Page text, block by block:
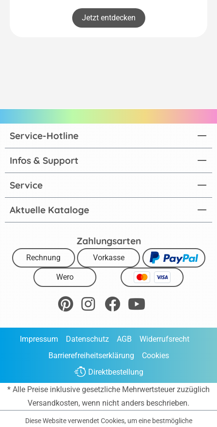
Jetzt entdecken
Aktuelle Kataloge
Service-Hotline
Infos & Support
Service
Zahlungsarten
Rechnung Vorkasse
Wero
Impressum Datenschutz AGB
Widerrufsrecht
Barrierefreiheitserklärung
Cookies
Direktbestellung
* Alle Preise inklusive gesetzliche Mehrwertsteuer zuzüglich
Versandkosten, wenn nicht anders beschrieben.
Diese Website verwendet Cookies, um eine bestmögliche